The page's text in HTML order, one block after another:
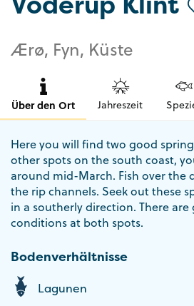
Ærø, Fyn, Küste
Über den Ort Jahreszeit
Here you will find two good
other spots on the south coast,
around mid-March. Fish over the
the rip channels. Seek out these
in a southerly direction. There
conditions at both spots.
Bodenverhältnisse
Lagunen